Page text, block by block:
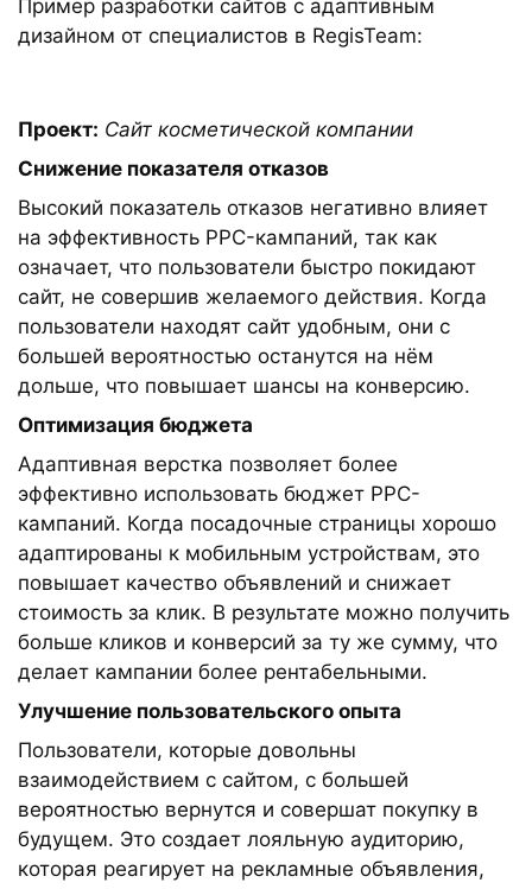
Пример разработки сайтов с адаптивным
дизайном от специалистов в RegisTeam:
Проект: Сайт косметической компании
Снижение показателя отказов
Высокий показатель отказов негативно влияет
на эффективность PPC-кампаний, так как
означает, что пользователи быстро покидают
сайт, не совершив желаемого действия. Когда
пользователи находят сайт удобным, они с
большей вероятностью останутся на нём
дольше, что повышает шансы на конверсию.
Оптимизация бюджета
Адаптивная верстка позволяет более
эффективно использовать бюджет PPC-
кампаний. Когда посадочные страницы хорошо
адаптированы к мобильным устройствам, это
повышает качество объявлений и снижает
стоимость за клик. В результате можно получить
больше кликов и конверсий за ту же сумму, что
делает кампании более рентабельными.
Улучшение пользовательского опыта
Пользователи, которые довольны
взаимодействием с сайтом, с большей
вероятностью вернутся и совершат покупку в
будущем. Это создает лояльную аудиторию,
которая реагирует на рекламные объявления,